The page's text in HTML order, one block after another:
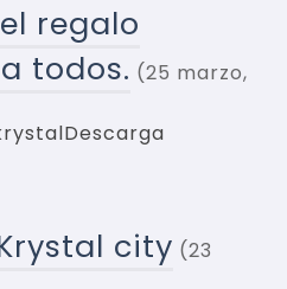
regalo
todos.
25 marzo,
city
23